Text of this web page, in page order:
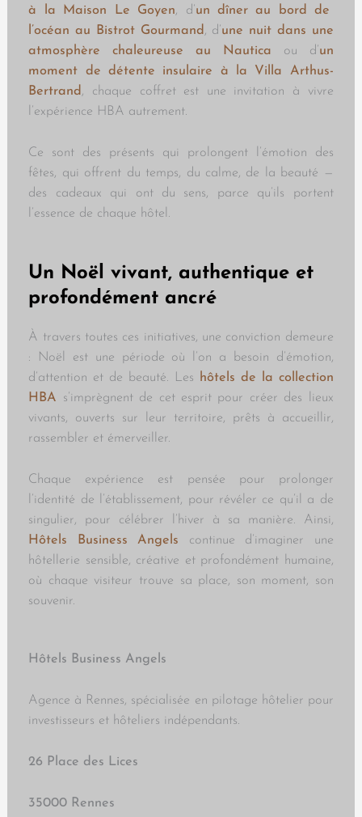
à la Maison Le Goyen, d’ un dîner au bord de
l’océan au Bistrot Gourmand , d’ une nuit dans une
atmosphère chaleureuse au Nautica ou d’ un
moment de détente insulaire à la Villa Arthus-
Bertrand , chaque coffret est une invitation à vivre
l’expérience HBA autrement.
Ce sont des présents qui prolongent l’émotion des
fêtes, qui offrent du temps, du calme, de la beauté —
des cadeaux qui ont du sens, parce qu’ils portent
l’essence de chaque hôtel.
Un Noël vivant, authentique et
profondément ancré
À travers toutes ces initiatives, une conviction demeure
: Noël est une période où l’on a besoin d’émotion,
d’attention et de beauté. Les hôtels de la collection
HBA s’imprègnent de cet esprit pour créer des lieux
vivants, ouverts sur leur territoire, prêts à accueillir,
rassembler et émerveiller.
Chaque expérience est pensée pour prolonger
l’identité de l’établissement, pour révéler ce qu’il a de
singulier, pour célébrer l’hiver à sa manière. Ainsi,
Hôtels Business Angels continue d’imaginer une
hôtellerie sensible, créative et profondément humaine,
où chaque visiteur trouve sa place, son moment, son
souvenir.
Hôtels Business Angels
Agence à Rennes, spécialisée en pilotage hôtelier pour
investisseurs et hôteliers indépendants.
26 Place des Lices
35000 Rennes